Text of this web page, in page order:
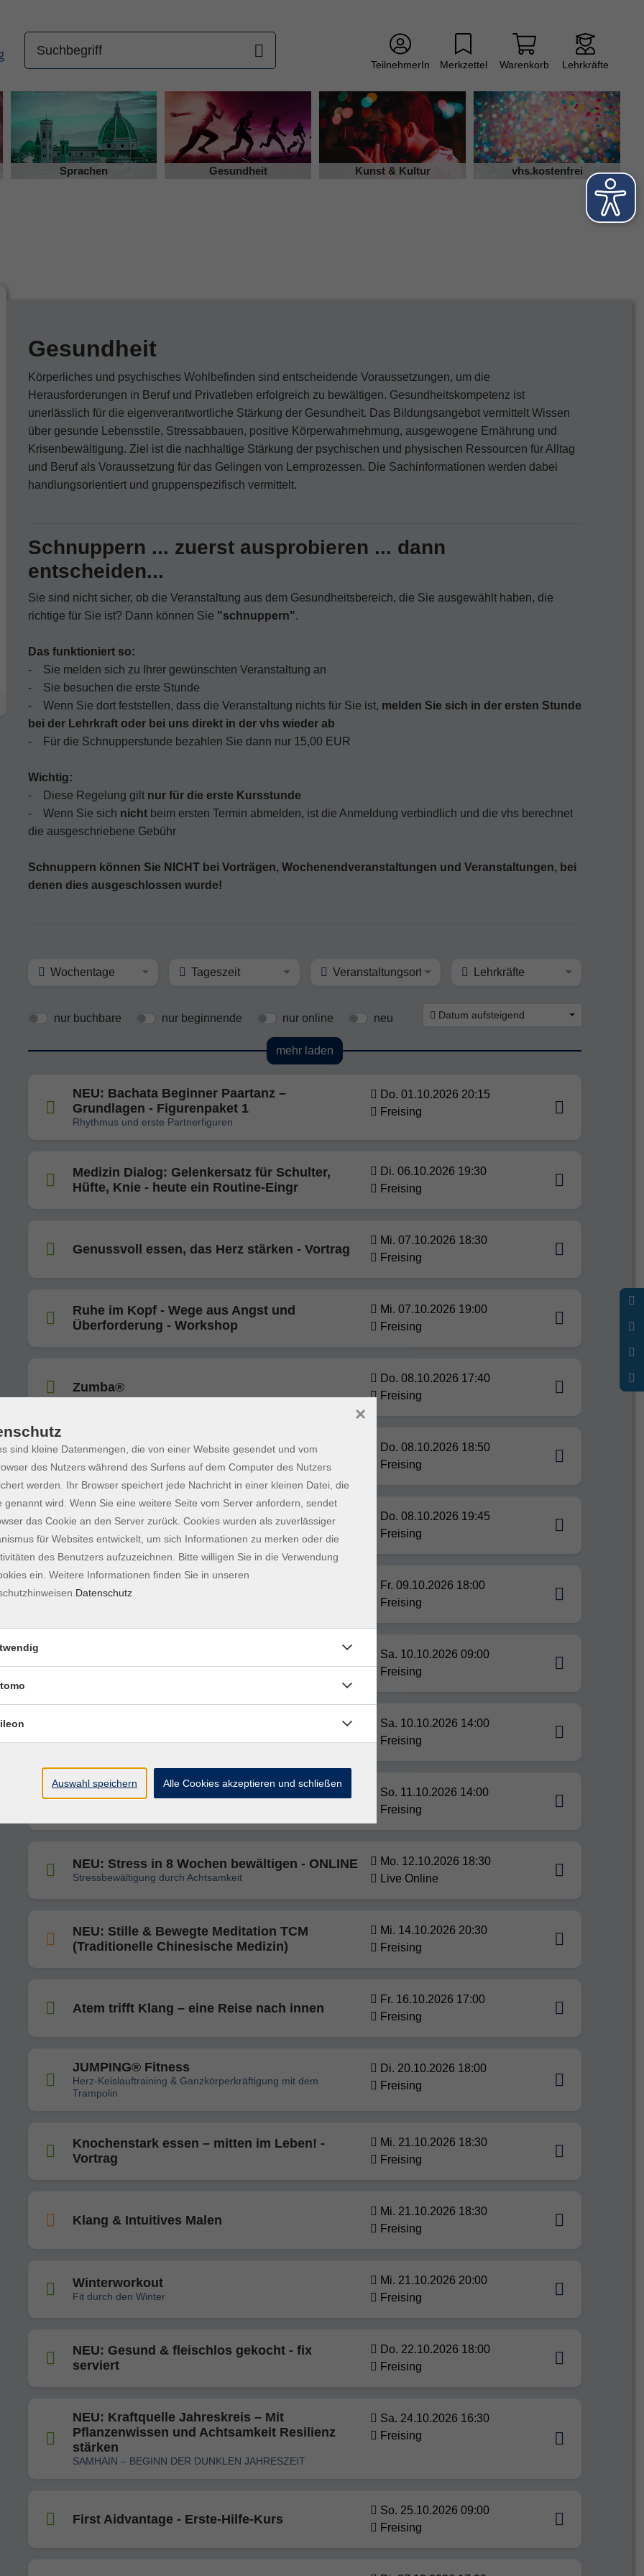
TeilnehmerIn Merkzettel Warenkorb Lehrkräfte
Sprachen Gesundheit Kunst & Kultur vhs.kostenfrei
Gesundheit
Körperliches und psychisches Wohlbefinden sind entscheidende Voraussetzungen, um die
Herausforderungen in Beruf und Privatleben erfolgreich zu bewältigen. Gesundheitskompetenz ist
unerlässlich für die eigenverantwortliche Stärkung der Gesundheit. Das Bildungsangebot vermittelt Wissen
über gesunde Lebensstile, Stressabbauen, positive Körperwahrnehmung, ausgewogene Ernährung und
Krisenbewältigung. Ziel ist die nachhaltige Stärkung der psychischen und physischen Ressourcen für Alltag
und Beruf als Voraussetzung für das Gelingen von Lernprozessen. Die Sachinformationen werden dabei
handlungsorientiert und gruppenspezifisch vermittelt.
Schnuppern ... zuerst ausprobieren ... dann
entscheiden...
Sie sind nicht sicher, ob die Veranstaltung aus dem Gesundheitsbereich, die Sie ausgewählt haben, die
richtige für Sie ist? Dann können Sie "schnuppern".
Das funktioniert so:
- Sie melden sich zu Ihrer gewünschten Veranstaltung an
- Sie besuchen die erste Stunde
- Wenn Sie dort feststellen, dass die Veranstaltung nichts für Sie ist, melden Sie sich in der ersten Stunde
bei der Lehrkraft oder bei uns direkt in der vhs wieder ab
- Für die Schnupperstunde bezahlen Sie dann nur 15,00 EUR
Wichtig:
- Diese Regelung gilt nur für die erste Kursstunde
- Wenn Sie sich nicht beim ersten Termin abmelden, ist die Anmeldung verbindlich und die vhs berechnet
die ausgeschriebene Gebühr
Schnuppern können Sie NICHT bei Vorträgen, Wochenendveranstaltungen und Veranstaltungen, bei
denen dies ausgeschlossen wurde!
Wochentage Tageszeit Veranstaltungsort Lehrkräfte
nur buchbare nur beginnende nur online neu Datum aufsteigend
mehr laden
NEU: Bachata Beginner Paartanz –
Grundlagen - Figurenpaket 1
Rhythmus und erste Partnerfiguren
Do. 01.10.2026 20:15
Freising
Medizin Dialog: Gelenkersatz für Schulter,
Hüfte, Knie - heute ein Routine-Eingr
Di. 06.10.2026 19:30
Freising
Genussvoll essen, das Herz stärken - Vortrag
Mi. 07.10.2026 18:30
Freising
Ruhe im Kopf - Wege aus Angst und
Überforderung - Workshop
Mi. 07.10.2026 19:00
Freising
Zumba®
Do. 08.10.2026 17:40
Freising
Zumba®
Do. 08.10.2026 18:50
Freising
Traditionelles Taekwon-Do für AnfängerInnen
Do. 08.10.2026 19:45
Freising
MBSR-8-Wochen-Kurs
Fr. 09.10.2026 18:00
Freising
First Aidvantage - Erste-Hilfe-Kurs
Sa. 10.10.2026 09:00
Freising
durch Bewegung und Klang
Sa. 10.10.2026 14:00
Freising
NEU: Fokuswechsel durch kreatives
So. 11.10.2026 14:00
Freising
NEU: Stress in 8 Wochen bewältigen - ONLINE
Stressbewältigung durch Achtsamkeit
Mo. 12.10.2026 18:30
Live Online
NEU: Stille & Bewegte Meditation TCM
(Traditionelle Chinesische Medizin)
Mi. 14.10.2026 20:30
Freising
Atem trifft Klang – eine Reise nach innen
Fr. 16.10.2026 17:00
Freising
JUMPING® Fitness
Herz-Keislauftraining & Ganzkörperkräftigung mit dem
Trampolin
Di. 20.10.2026 18:00
Freising
Knochenstark essen – mitten im Leben! -
Vortrag
Mi. 21.10.2026 18:30
Freising
Klang & Intuitives Malen
Mi. 21.10.2026 18:30
Freising
Winterworkout
Fit durch den Winter
Mi. 21.10.2026 20:00
Freising
NEU: Gesund & fleischlos gekocht - fix
serviert
Do. 22.10.2026 18:00
Freising
NEU: Kraftquelle Jahreskreis – Mit
Pflanzenwissen und Achtsamkeit Resilienz
stärken
SAMHAIN – BEGINN DER DUNKLEN JAHRESZEIT
Sa. 24.10.2026 16:30
Freising
First Aidvantage - Erste-Hilfe-Kurs
So. 25.10.2026 09:00
Freising
sind kleine Datenmengen, die von einer Website gesendet und vom
des Nutzers während des Surfens auf dem Computer des Nutzers
werden. Ihr Browser speichert jede Nachricht in einer kleinen Datei, die
genannt wird. Wenn Sie eine weitere Seite vom Server anfordern, sendet
das Cookie an den Server zurück. Cookies wurden als zuverlässiger
für Websites entwickelt, um sich Informationen zu merken oder die
des Benutzers aufzuzeichnen. Bitte willigen Sie in die Verwendung
ein. Weitere Informationen finden Sie in unseren
Datenschutz
×
Auswahl speichern Alle Cookies akzeptieren und schließen